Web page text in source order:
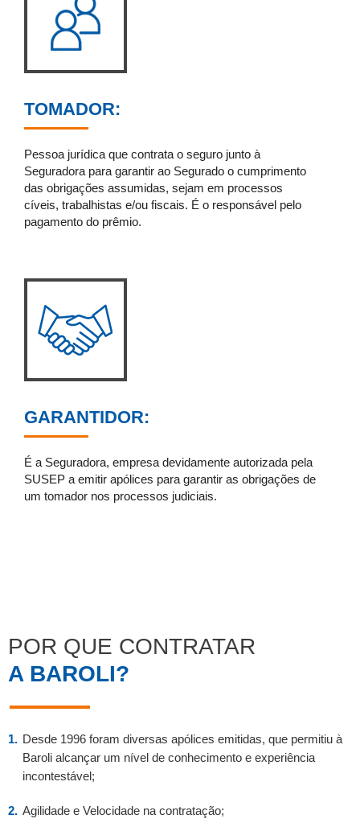
TOMADOR:
Pessoa jurídica que contrata o seguro junto à
Seguradora para garantir ao Segurado o cumprimento
das obrigações assumidas, sejam em processos
cíveis, trabalhistas e/ou fiscais. É o responsável pelo
pagamento do prêmio.
GARANTIDOR:
É a Seguradora, empresa devidamente autorizada pela
SUSEP a emitir apólices para garantir as obrigações de
um tomador nos processos judiciais.
POR QUE CONTRATAR
A BAROLI?
Desde 1996 foram diversas apólices emitidas, que permitiu à
Baroli alcançar um nível de conhecimento e experiência
incontestável;
Agilidade e Velocidade na contratação;